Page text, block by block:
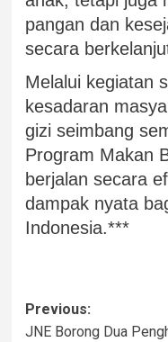
pangan dan
secara
Melalui kegiatan
kesadaran
gizi seimbang
Program Makan
berjalan secara
dampak nyata
Indonesia.***
Previous:
JNE Borong Dua